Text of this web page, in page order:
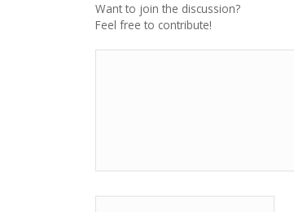
Want to join the discussion?
Feel free to contribute!